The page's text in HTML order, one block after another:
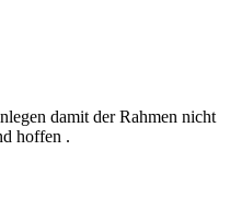
damit der Rahmen nicht
hoffen .